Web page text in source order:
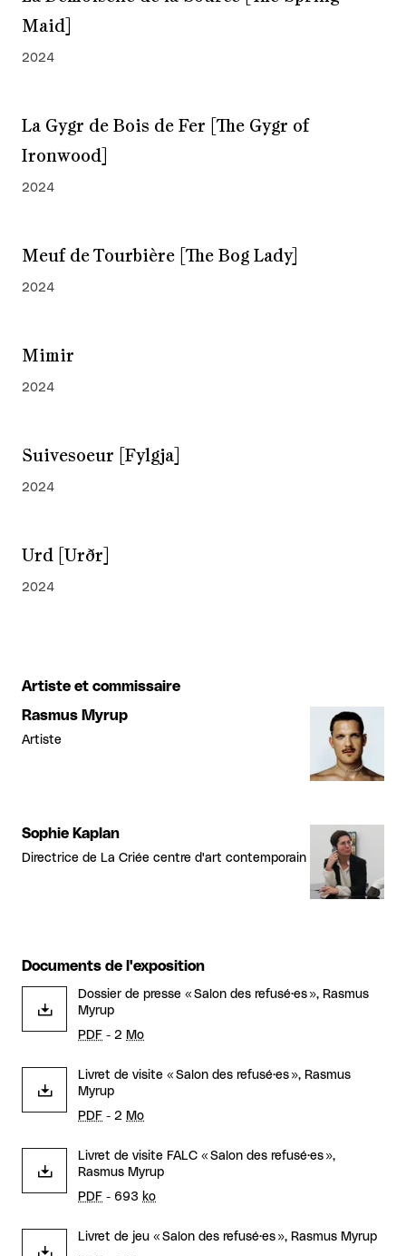
Maid]
2024
La Gygr de Bois de Fer [The Gygr of
Ironwood]
2024
Meuf de Tourbière [The Bog Lady]
2024
Mimir
2024
Suivesoeur [Fylgja]
2024
Urd [Urðr]
2024
Artiste et commissaire
Rasmus Myrup
Artiste
Sophie Kaplan
Directrice de La Criée centre d'art contemporain
Documents de l'exposition
Dossier de presse « Salon des refusé·es », Rasmus
Myrup
PDF - 2 Mo
Livret de visite « Salon des refusé·es », Rasmus
Myrup
PDF - 2 Mo
Livret de visite FALC « Salon des refusé·es »,
Rasmus Myrup
PDF - 693 ko
Livret de jeu « Salon des refusé·es », Rasmus Myrup